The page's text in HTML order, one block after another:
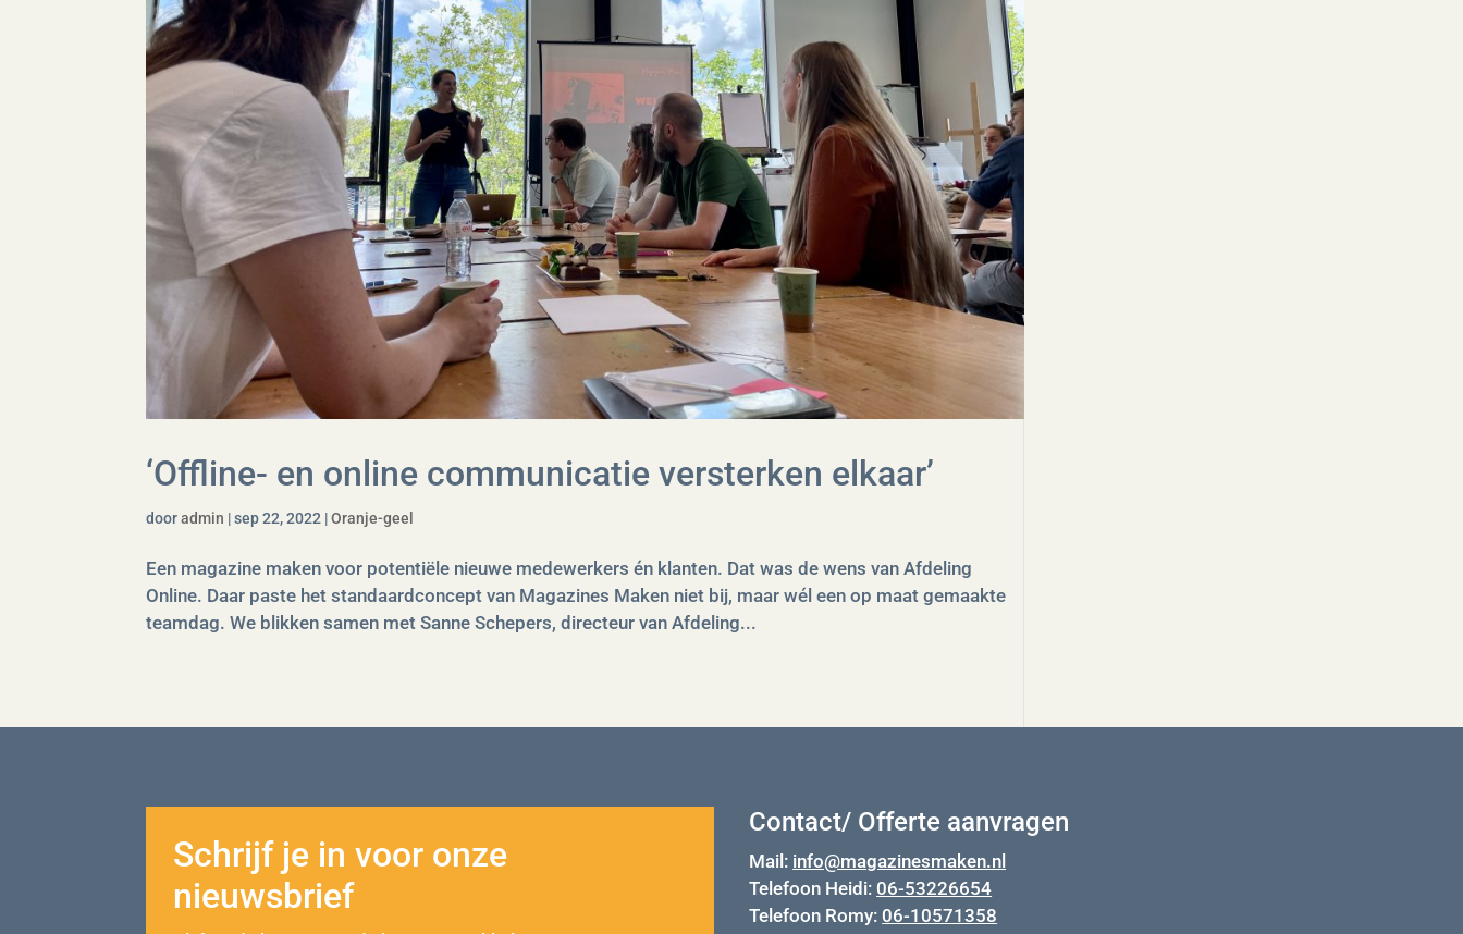
‘Offline- en online communicatie versterken elkaar’
dooradmin |sep 22, 2022 |Oranje-geel
Een magazine maken voor potentiële nieuwe medewerkers én klanten. Dat was de wens van Afdeling
Online. Daar paste het standaardconcept van Magazines Maken niet bij, maar wél een op maat gemaakte
teamdag. We blikken samen met Sanne Schepers, directeur van Afdeling...
Schrijf je in voor onze
nieuwsbrief
Contact/ Offerte aanvragen
Mail: info@magazinesmaken.nl
Telefoon Heidi:06-53226654
Telefoon Romy:06-10571358